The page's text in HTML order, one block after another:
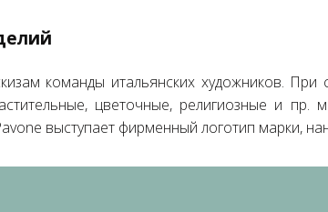
команды итальянских художников. При
цветочные, религиозные и пр.
выступает фирменный логотип марки,